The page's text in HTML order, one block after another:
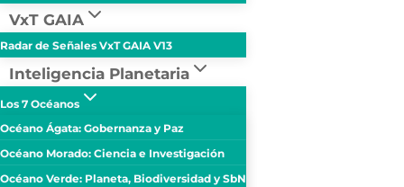
VxT GAIA
Radar de Señales VxT GAIA V13
Inteligencia Planetaria
Los 7 Océanos
Océano Ágata: Gobernanza y Paz
Océano Morado: Ciencia e Investigación
Océano Verde: Planeta, Biodiversidad y SbN